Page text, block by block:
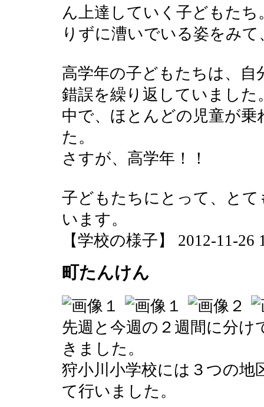
ん上達していく子どもた
りずに漕いでいる姿をみ
高学年の子どもたちは、
錯誤を繰り返していまし
中で、ほとんどの児童が
た。
さすが、高学年！！
子どもたちにとって、と
います。
【学校の様子】 2012-11-26
町たんけん
先週と今週の２週間に分
きました。
狩小川小学校には３つの地
て行いました。